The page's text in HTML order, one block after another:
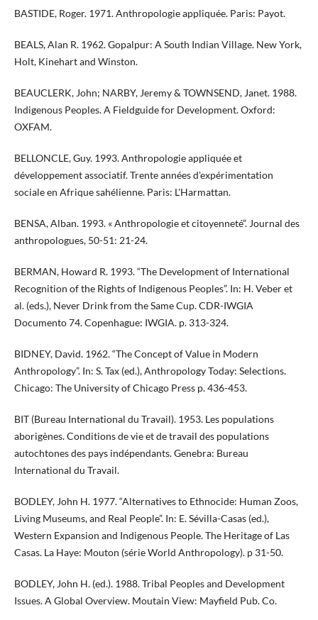
BASTIDE, Roger. 1971. Anthropologie appliquée. Paris: Payot.
​​​BEALS, Alan R. 1962. Gopalpur: A South Indian Village. New York,
Holt, Kinehart and Winston.
BEAUCLERK, John; NARBY, Jeremy & TOWNSEND, Janet. 1988.
Indigenous Peoples. A Fieldguide for Development. Oxford:
OXFAM.
BELLONCLE, Guy. 1993. Anthropologie appliquée et
développement associatif. Trente années d'expérimentation
sociale en Afrique sahélienne. Paris: L'Harmattan.
BENSA, Alban. 1993. « Anthropologie et citoyenneté”. Journal des
anthropologues, 50-51: 21-24.
BERMAN, Howard R. 1993. “The Development of International
Recognition of the Rights of Indigenous Peoples”. In: H. Veber et
al. (eds.), Never Drink from the Same Cup. CDR-IWGIA
Documento 74. Copenhague: IWGIA. p. 313-324.
BIDNEY, David. 1962. “The Concept of Value in Modern
Anthropology”. In: S. Tax (ed.), Anthropology Today: Selections.
Chicago: The University of Chicago Press p. 436-453.
BIT (Bureau International du Travail). 1953. Les populations
aborigènes. Conditions de vie et de travail des populations
autochtones des pays indépendants. Genebra: Bureau
International du Travail.
BODLEY, John H. 1977. “Alternatives to Ethnocide: Human Zoos,
Living Museums, and Real People”. In: E. Sévilla-Casas (ed.),
Western Expansion and Indigenous People. The Heritage of Las
Casas. La Haye: Mouton (série World Anthropology). p 31-50.
BODLEY, John H. (ed.). 1988. Tribal Peoples and Development
Issues. A Global Overview. Moutain View: Mayfield Pub. Co.